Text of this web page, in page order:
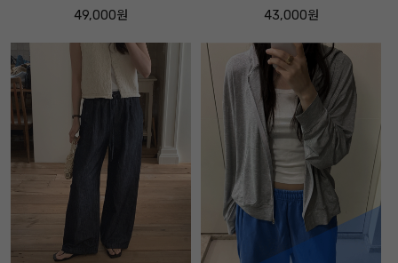
49,000원
43,000원